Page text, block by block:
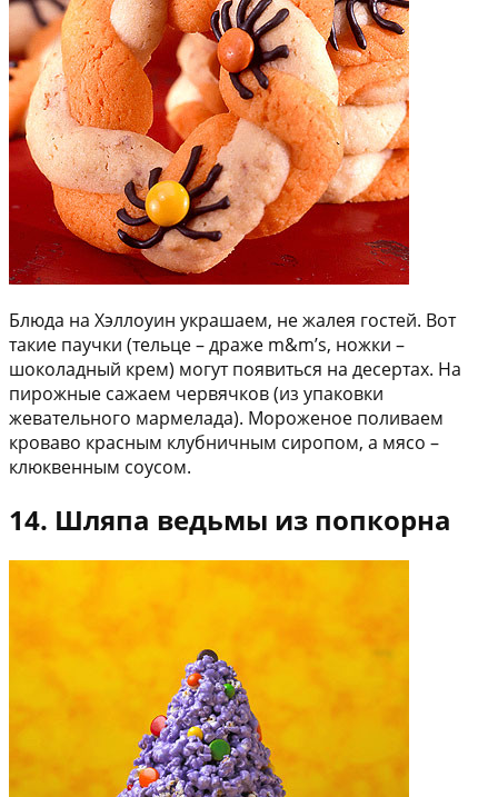
Блюда на Хэллоуин украшаем, не жалея гостей. Вот
такие паучки (тельце – драже m&m’s, ножки –
шоколадный крем) могут появиться на десертах. На
пирожные сажаем червячков (из упаковки
жевательного мармелада). Мороженое поливаем
кроваво красным клубничным сиропом, а мясо –
клюквенным соусом.
14. Шляпа ведьмы из попкорна